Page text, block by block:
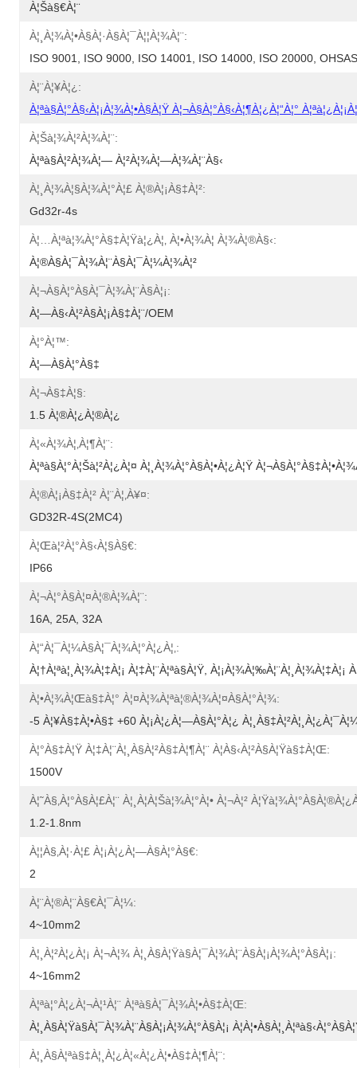
À¦šà§€à¦¨
À¦¸à¦¾à¦•à§à¦·à§à¦¯à¦¦à¦¾à¦¨:
ISO 9001, ISO 9000, ISO 14001, ISO 14000, ISO 20000,
À¦¨à¦¥à¦¿:
À¦ªà§à¦°à§‹à¦¡à¦¾à¦•à§à¦Ÿ À¦¬à§à¦°à§‹à¦¶à¦¿à¦“à¦°
À¦šà¦¾à¦²à¦¾à¦¨:
À¦ªà§à¦²à¦¾à¦— À¦²à¦¾à¦—À¦¾à¦¨à§‹
À¦¸à¦¾à¦§à¦¾à¦°à¦£ À¦®à¦¡à§‡à¦²:
Gd32r-4s
À¦…à¦ªà¦¾à¦°à§‡à¦Ÿà¦¿à¦‚ À¦•à¦¾à¦ À¦¾à¦®à§‹:
À¦®à§à¦¯à¦¾à¦¨à§à¦¯à¦¼à¦¾à¦²
À¦¬à§à¦°à§à¦¯à¦¾à¦¨à§à¦¡:
À¦—À§‹à¦²à§à¦¡à§‡à¦¨/OEM
À¦°à¦™:
À¦—À§à¦°à§‡
À¦¬à§‡à¦§:
1.5 À¦®à¦¿à¦®à¦¿
À¦«à¦¾à¦‚à¦¶à¦¨:
À¦ªà§à¦°à¦šà¦²à¦¿à¦¤ À¦¸à¦¾à¦°à§à¦•à¦¿à¦Ÿ
À¦®à¦¡à§‡à¦² À¦¨à¦‚à¥¤:
GD32R-4S(2MC4)
À¦œà¦²à¦°à§‹à¦§à§€:
IP66
À¦¬à¦°à§à¦¤à¦®à¦¾à¦¨:
16A, 25A, 32A
À¦“à¦¯à¦¼à§à¦¯à¦¾à¦°à¦¿à¦‚:
À¦†à¦ªà¦¸à¦¾à¦‡à¦¡ À¦‡à¦¨à¦ªà§à¦Ÿ, À¦¡à¦¾à¦‰à¦¨à¦¸à¦¾à¦‡à¦¡
À¦•à¦¾à¦œà§‡à¦° À¦¤à¦¾à¦ªà¦®à¦¾à¦¤à§à¦°à¦¾:
-5 À¦¥à§‡à¦•à§‡ +60 À¦¡à¦¿à¦—À§à¦°à¦¿
À¦°à§‡à¦Ÿ À¦‡à¦¨à¦¸à§à¦²à§‡à¦¶à¦¨ À¦­à§‹à¦²à§à¦Ÿà§‡à¦œ:
1500V
À¦˜à§‚à¦°à§à¦£à¦¨ À¦¸à¦à¦šà¦¾à¦°à¦• À¦¬à¦²
1.2-1.8nm
À¦¦à§‚à¦·à¦£ À¦¡à¦¿à¦—À§à¦°à§€:
2
À¦¨à¦®à¦¨à§€à¦¯à¦¼:
4~10mm2
À¦¸à¦²à¦¿à¦¡ À¦¬à¦¾ À¦¸à§à¦Ÿà§à¦¯à¦¾à¦¨à§à¦¡à¦¾à¦°à§à¦¡:
4~16mm2
À¦ªà¦°à¦¿à¦¬à¦¹à¦¨ À¦ªà§à¦¯à¦¾à¦•à§‡à¦œ:
À¦¸à§à¦Ÿà§à¦¯à¦¾à¦¨à§à¦¡à¦¾à¦°à§à¦¡
À¦¸à§à¦ªà§‡à¦¸à¦¿à¦«à¦¿à¦•à§‡à¦¶à¦¨: